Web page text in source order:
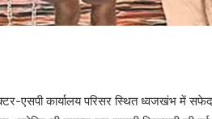
एसपी कार्यालय परिसर स्थित ध्वजखंभ में